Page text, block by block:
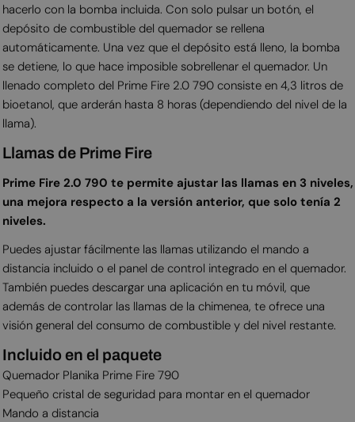
hacerlo con la bomba incluida. Con solo pulsar un botón, el
depósito de combustible del quemador se rellena
automáticamente. Una vez que el depósito está lleno, la bomba
se detiene, lo que hace imposible sobrellenar el quemador. Un
llenado completo del Prime Fire 2.0 790 consiste en 4,3 litros de
bioetanol, que arderán hasta 8 horas (dependiendo del nivel de la
llama).
Llamas de Prime Fire
Prime Fire 2.0 790 te permite ajustar las llamas en 3 niveles,
una mejora respecto a la versión anterior, que solo tenía 2
niveles.
Puedes ajustar fácilmente las llamas utilizando el mando a
distancia incluido o el panel de control integrado en el quemador.
También puedes descargar una aplicación en tu móvil, que
además de controlar las llamas de la chimenea, te ofrece una
visión general del consumo de combustible y del nivel restante.
Incluido en el paquete
Quemador Planika Prime Fire 790
Pequeño cristal de seguridad para montar en el quemador
Mando a distancia